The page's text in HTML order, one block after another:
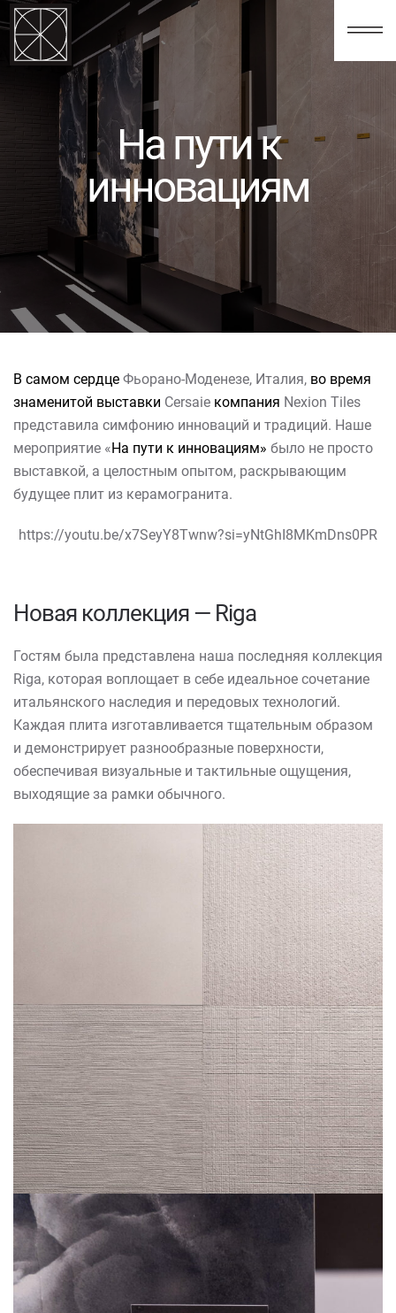
123
На пути к
инновациям
В самом сердце Фьорано-Моденезе, Италия, во время
знаменитой выставки Cersaie компания Nexion Tiles
представила симфонию инноваций и традиций. Наше
мероприятие «На пути к инновациям» было не просто
выставкой, а целостным опытом, раскрывающим
будущее плит из керамогранита.
https://youtu.be/x7SeyY8Twnw?si=yNtGhI8MKmDns0PR
Новая коллекция — Riga
Гостям была представлена наша последняя коллекция
Riga, которая воплощает в себе идеальное сочетание
итальянского наследия и передовых технологий.
Каждая плита изготавливается тщательным образом
и демонстрирует разнообразные поверхности,
обеспечивая визуальные и тактильные ощущения,
выходящие за рамки обычного.